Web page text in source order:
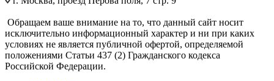
Обращаем ваше внимание на то, что данный сайт носит
исключительно информационный характер и ни при каких
условиях не является публичной офертой, определяемой
положениями Статьи 437 (2) Гражданского кодекса
Российской Федерации.